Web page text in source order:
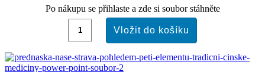
Po nákupu se přihlaste a zde si soubor stáhněte